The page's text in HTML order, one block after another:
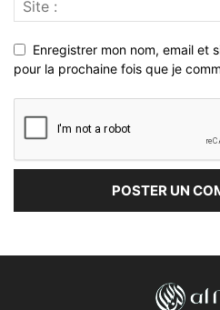
Enregistrer mon nom, email et
pour la prochaine fois que je